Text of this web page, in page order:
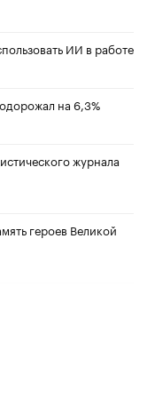
ИИ в работе
на 6,3%
журнала
героев Великой